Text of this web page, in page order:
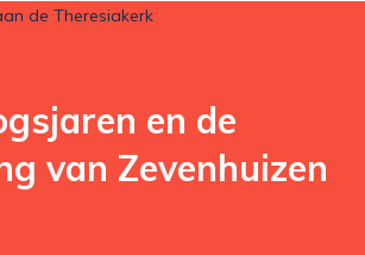
de Theresiakerk
en de
van Zevenhuizen